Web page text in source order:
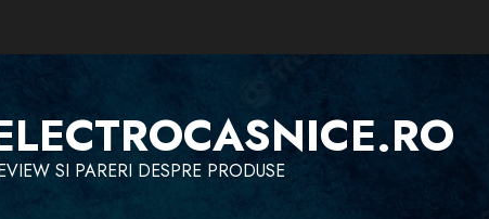
SI PARERI DESPRE PRODUSE